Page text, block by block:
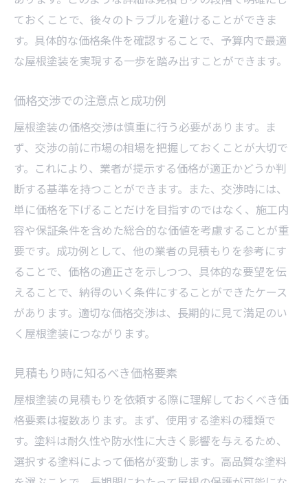
ておくことで、後々のトラブルを避けることができま
す。具体的な価格条件を確認することで、予算内で最適
な屋根塗装を実現する一歩を踏み出すことができます。
価格交渉での注意点と成功例
屋根塗装の価格交渉は慎重に行う必要があります。ま
ず、交渉の前に市場の相場を把握しておくことが大切で
す。これにより、業者が提示する価格が適正かどうか判
断する基準を持つことができます。また、交渉時には、
単に価格を下げることだけを目指すのではなく、施工内
容や保証条件を含めた総合的な価値を考慮することが重
要です。成功例として、他の業者の見積もりを参考にす
ることで、価格の適正さを示しつつ、具体的な要望を伝
えることで、納得のいく条件にすることができたケース
があります。適切な価格交渉は、長期的に見て満足のい
く屋根塗装につながります。
見積もり時に知るべき価格要素
屋根塗装の見積もりを依頼する際に理解しておくべき価
格要素は複数あります。まず、使用する塗料の種類で
す。塗料は耐久性や防水性に大きく影響を与えるため、
選択する塗料によって価格が変動します。高品質な塗料